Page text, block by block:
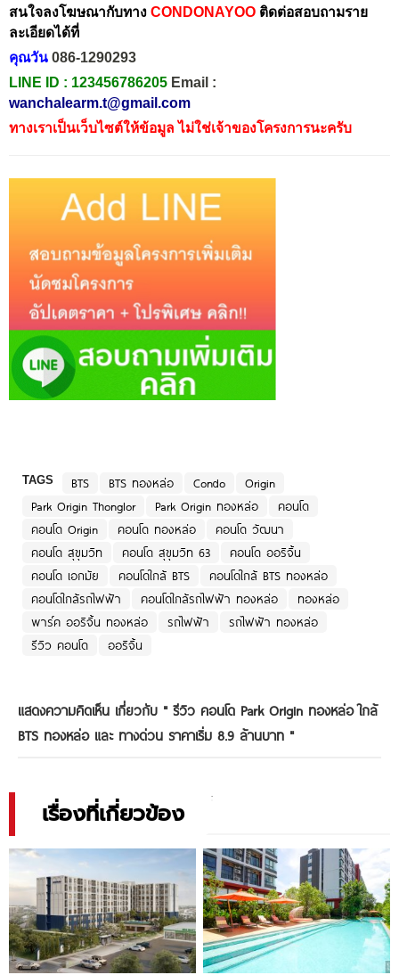
สนใจลงโฆษณากับทาง CONDONAYOO ติดต่อสอบถามราย
ละเอียดได้ที่
คุณวัน 086-1290293
LINE ID : 123456786205 Email :
wanchalearm.t@gmail.com
ทางเราเป็นเว็บไซต์ให้ข้อมูล ไม่ใช่เจ้าของโครงการนะครับ
TAGS BTS BTS ทองหล่อ Condo
Origin
Park Origin Thonglor
Park Origin ทองหล่อ
คอนโด
คอนโด Origin
คอนโด ทองหล่อ
คอนโด วัฒนา
คอนโด สุขุมวิท
คอนโด สุขุมวิท 63
คอนโด ออริจิ้น
คอนโด เอกมัย
คอนโดใกล้ BTS
คอนโดใกล้ BTS ทองหล่อ
คอนโดใกล้รถไฟฟ้า
คอนโดใกล้รถไฟฟ้า ทองหล่อ
ทองหล่อ
พาร์ค ออริจิ้น ทองหล่อ
รถไฟฟ้า
รถไฟฟ้า ทองหล่อ
รีวิว คอนโด
ออริจิ้น
แสดงความคิดเห็น เกี่ยวกับ " รีวิว คอนโด Park Origin ทองหล่อ ใกล้
BTS ทองหล่อ และ ทางด่วน ราคาเริ่ม 8.9 ล้านบาท "
เรื่องที่เกี่ยวข้อง